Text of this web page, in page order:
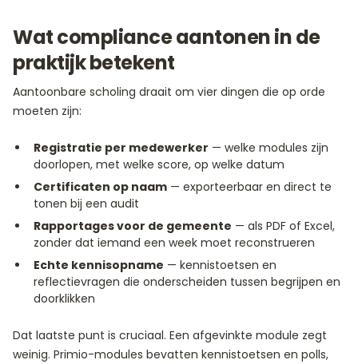
Wat compliance aantonen in de
praktijk betekent
Aantoonbare scholing draait om vier dingen die op orde
moeten zijn:
Registratie per medewerker — welke modules zijn
doorlopen, met welke score, op welke datum
Certificaten op naam — exporteerbaar en direct te
tonen bij een audit
Rapportages voor de gemeente — als PDF of Excel,
zonder dat iemand een week moet reconstrueren
Echte kennisopname — kennistoetsen en
reflectievragen die onderscheiden tussen begrijpen en
doorklikken
Dat laatste punt is cruciaal. Een afgevinkte module zegt
weinig. Primio-modules bevatten kennistoetsen en polls,